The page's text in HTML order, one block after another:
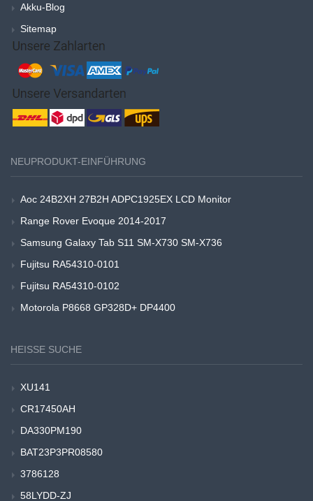
Akku-Blog
Sitemap
NEUPRODUKT-EINFÜHRUNG
Aoc 24B2XH 27B2H ADPC1925EX LCD Monitor
Range Rover Evoque 2014-2017
Samsung Galaxy Tab S11 SM-X730 SM-X736
Fujitsu RA54310-0101
Fujitsu RA54310-0102
Motorola P8668 GP328D+ DP4400
HEISSE SUCHE
XU141
CR17450AH
DA330PM190
BAT23P3PR08580
3786128
58LYDD-ZJ